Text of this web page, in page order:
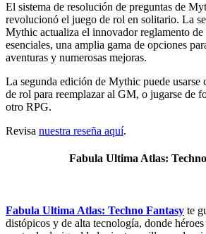
El sistema de resolución de preguntas de
revolucionó el juego de rol en solitario. La
Mythic actualiza el innovador reglamento de
esenciales, una amplia gama de opciones
aventuras y numerosas mejoras.
La segunda edición de Mythic puede usarse
de rol para reemplazar al GM, o jugarse de
otro RPG.
Revisa nuestra reseña aquí.
Fabula Ultima Atlas:
Fabula Ultima Atlas: Techno Fantasy te
distópicos y de alta tecnología, donde